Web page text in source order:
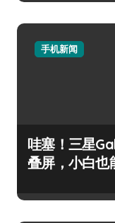
手机新闻
哇塞！三星
叠屏，小白也